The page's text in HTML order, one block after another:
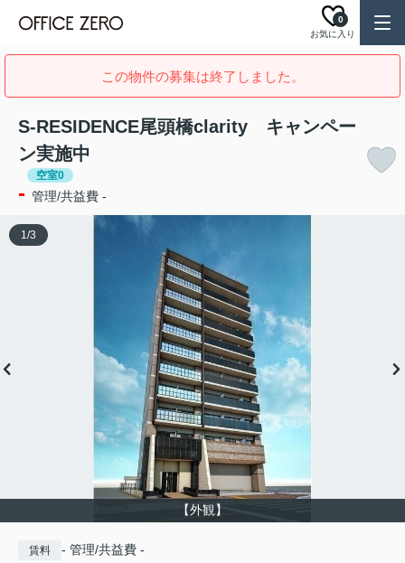
お気に入り
0
この物件の募集は終了しました。
S-RESIDENCE尾頭橋clarity キャンペー
ン実施中
空室0
- 管理/共益費 -
【外観】
1/3
賃料 - 管理/共益費 -